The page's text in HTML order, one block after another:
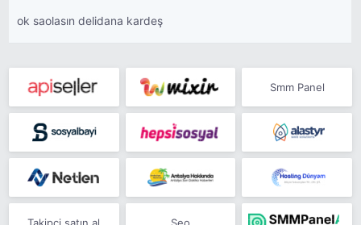
ok saolasın delidana kardeş
Smm Panel
Takipçi satın al Seo